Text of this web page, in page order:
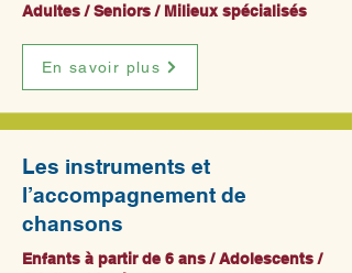
Adultes / Seniors / Milieux spécialisés
En savoir plus
Les instruments et
l’accompagnement de
chansons
Enfants à partir de 6 ans / Adolescents /